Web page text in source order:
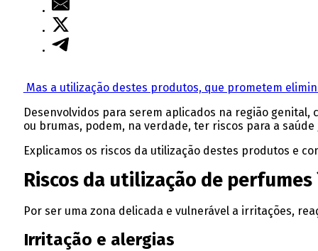
Mas a utilização destes produtos, que prometem
Desenvolvidos para serem aplicados na região
ou brumas, podem, na verdade, ter riscos para a
Explicamos os riscos da utilização destes produtos e
Riscos da utilização de
Por ser uma zona delicada e vulnerável a irritações,
Irritação e alergias